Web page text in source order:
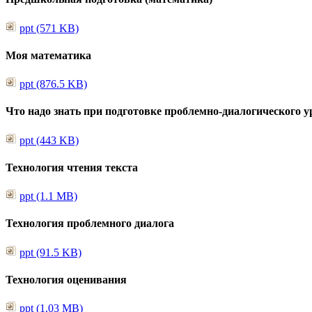
ppt (571 KB)
Моя математика
ppt (876.5 KB)
Что надо знать при подготовке проблемно-диалогического
ppt (443 KB)
Технология чтения текста
ppt (1.1 MB)
Технология проблемного диалога
ppt (91.5 KB)
Технология оценивания
ppt (1.03 MB)